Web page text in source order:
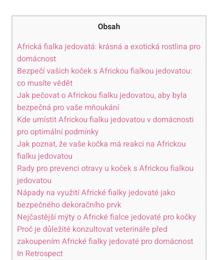
Obsah
Africká fialka jedovatá: krásná a exotická rostlina pro
domácnost
Bezpečí vašich koček s Africkou fialkou jedovatou:
co musíte vědět
Jak pečovat o Africkou fialku jedovatou, aby byla
bezpečná pro vaše mňoukání
Kde umístit Africkou fialku jedovatou v domácnosti
pro optimální podmínky
Jak poznat, že vaše kočka má reakci na Africkou
fialku jedovatou
Rady pro prevenci otravy u koček s Africkou fialkou
jedovatou
Nápady na využití Africké fialky jedovaté jako
bezpečného dekoračního prvk
Nejčastější mýty o Africké fialce jedovaté pro kočky
Proč je důležité konzultovat veterináře před
zakoupením Africké fialky jedovaté pro domácnost
In Retrospect